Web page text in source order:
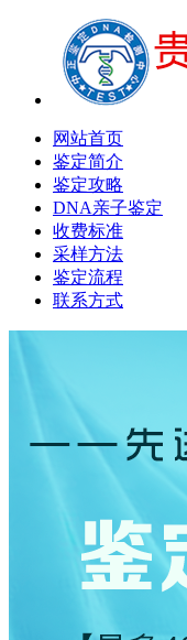
网站首页
鉴定简介
鉴定攻略
DNA亲子鉴定
收费标准
采样方法
鉴定流程
联系方式